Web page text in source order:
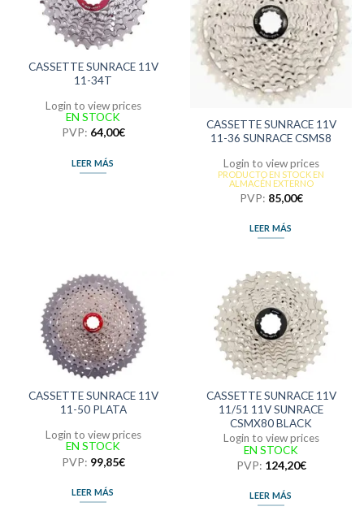
CASSETTE SUNRACE 11V
11-34T
Login to view prices
EN STOCK
PVP: 64,00€
LEER MÁS
CASSETTE SUNRACE 11V
11-36 SUNRACE CSMS8
Login to view prices
PRODUCTO EN STOCK EN
ALMACÉN EXTERNO
PVP: 85,00€
LEER MÁS
CASSETTE SUNRACE 11V
11-50 PLATA
Login to view prices
EN STOCK
PVP: 99,85€
LEER MÁS
CASSETTE SUNRACE 11V
11/51 11V SUNRACE
CSMX80 BLACK
Login to view prices
EN STOCK
PVP: 124,20€
LEER MÁS